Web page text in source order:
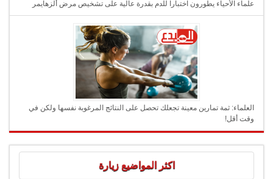
علماء الأحياء يطورون اختبارا للدم بقدرة عالية على تشخيص مرض ألزهايمر
العلماء: ثمة تمارين معينة تجعلك تحصل على النتائج المرغوبة نفسها ولكن في
وقت أقل!
اكثر المواضيع زيارة